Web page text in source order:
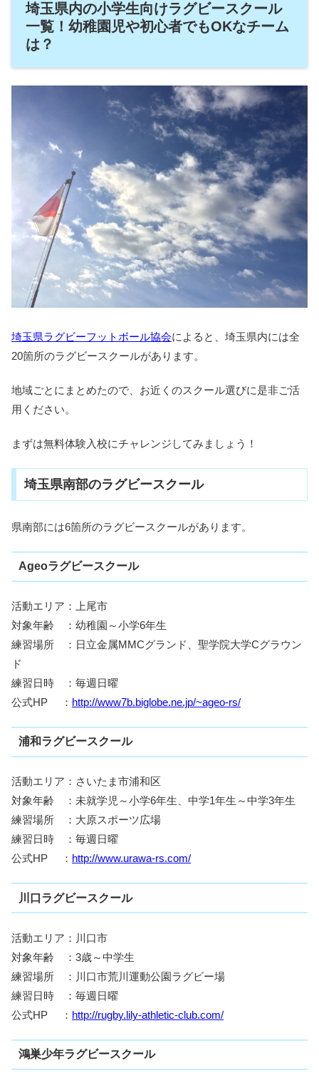
埼玉県内の小学生向けラグビースクール
一覧！幼稚園児や初心者でもOKなチーム
は？
埼玉県ラグビーフットボール協会によると、埼玉県内には全
20箇所のラグビースクールがあります。
地域ごとにまとめたので、お近くのスクール選びに是非ご活
用ください。
まずは無料体験入校にチャレンジしてみましょう！
埼玉県南部のラグビースクール
県南部には6箇所のラグビースクールがあります。
Ageoラグビースクール
活動エリア：上尾市
対象年齢 ：幼稚園～小学6年生
練習場所 ：日立金属MMCグランド、聖学院大学Cグラウン
ド
練習日時 ：毎週日曜
公式HP ： http://www7b.biglobe.ne.jp/~ageo-rs/
浦和ラグビースクール
活動エリア：さいたま市浦和区
対象年齢 ：未就学児～小学6年生、中学1年生～中学3年生
練習場所 ：大原スポーツ広場
練習日時 ：毎週日曜
公式HP ： http://www.urawa-rs.com/
川口ラグビースクール
活動エリア：川口市
対象年齢 ：3歳～中学生
練習場所 ：川口市荒川運動公園ラグビー場
練習日時 ：毎週日曜
公式HP ： http://rugby.lily-athletic-club.com/
鴻巣少年ラグビースクール